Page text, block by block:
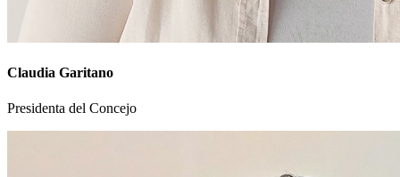
Claudia Garitano
Presidenta del Concejo